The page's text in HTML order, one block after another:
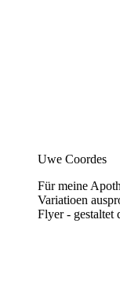
Uwe Coordes
Für meine
Variatioen
Flyer - gestaltet